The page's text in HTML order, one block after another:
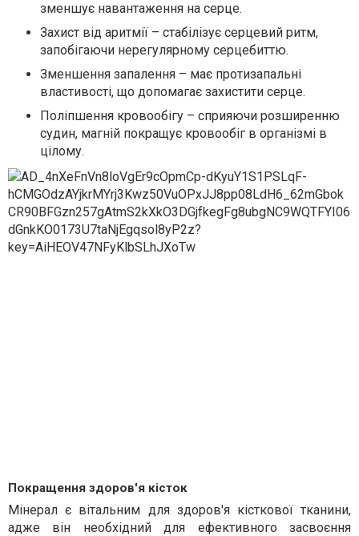
зменшує навантаження на серце.
Захист від аритмії – стабілізує серцевий ритм,
запобігаючи нерегулярному серцебиттю.
Зменшення запалення – має протизапальні
властивості, що допомагає захистити серце.
Поліпшення кровообігу – сприяючи розширенню
судин, магній покращує кровообіг в організмі в
цілому.
Покращення здоров'я кісток
Мінерал є вітальним для здоров'я кісткової тканини,
адже він необхідний для ефективного засвоєння